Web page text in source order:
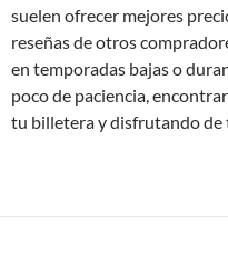
suelen ofrecer mejores
reseñas de otros
en temporadas bajas o
poco de paciencia,
tu billetera y disfrutando